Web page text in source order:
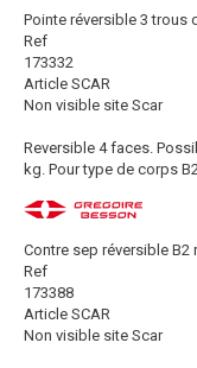
Pointe réversible 3 trous
Ref
173332
Article SCAR
Non visible site Scar
Reversible 4 faces.
kg. Pour type de corps
Contre sep réversible
Ref
173388
Article SCAR
Non visible site Scar